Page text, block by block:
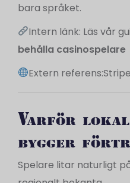
bara språket.
Intern länk: Läs vår
behålla casinospelare
Extern referens:
Varför
bygger
Spelare litar naturligt